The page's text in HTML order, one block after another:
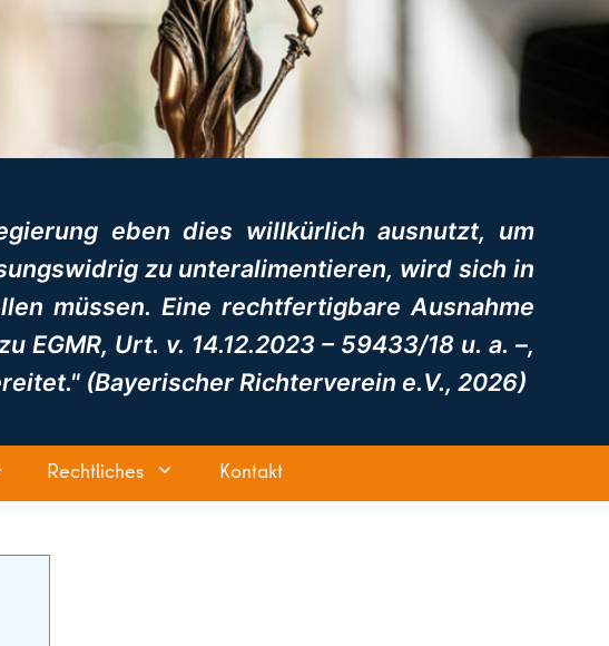
eben dies willkürlich ausnutzt, um
zu unteralimentieren, wird sich in
müssen. Eine rechtfertigbare Ausnahme
Urt. v. 14.12.2023 – 59433/18 u. a. –,
(Bayerischer Richterverein e.V., 2026)
Rechtliches Kontakt